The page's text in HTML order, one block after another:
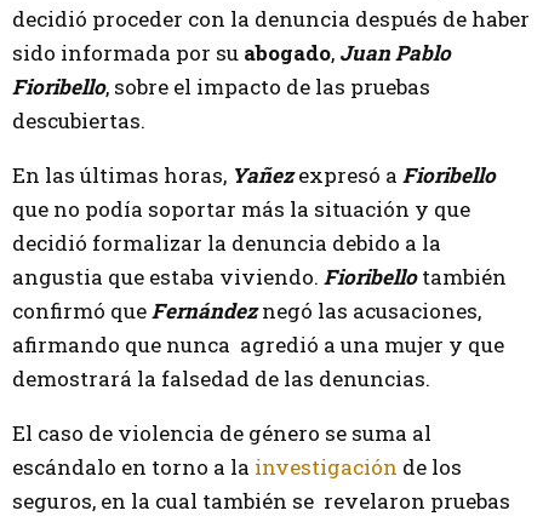
decidió proceder con la denuncia después de haber
sido informada por su abogado, Juan Pablo
Fioribello, sobre el impacto de las pruebas
descubiertas.
En las últimas horas, Yañezexpresó a Fioribello
que no podía soportar más la situación y que
decidió formalizar la denuncia debido a la
angustia que estaba viviendo. Fioribellotambién
confirmó queFernándeznegó las acusaciones,
afirmando que nunca agredió a una mujer y que
demostrará la falsedad de las denuncias.
El caso de violencia de género se suma al
escándalo en torno a la investigación de los
seguros, en la cual también se revelaron pruebas